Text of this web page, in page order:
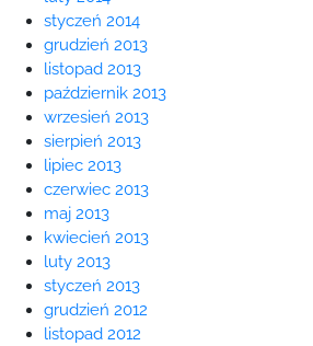
styczeń 2014
grudzień 2013
listopad 2013
październik 2013
wrzesień 2013
sierpień 2013
lipiec 2013
czerwiec 2013
maj 2013
kwiecień 2013
luty 2013
styczeń 2013
grudzień 2012
listopad 2012